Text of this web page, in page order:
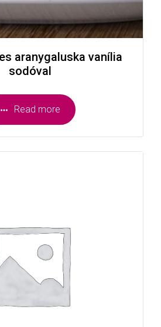
aranygaluska vanília
sodóval
Read more